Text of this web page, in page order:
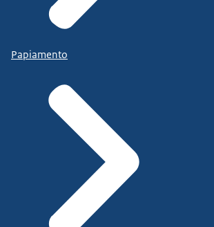
Papiamento